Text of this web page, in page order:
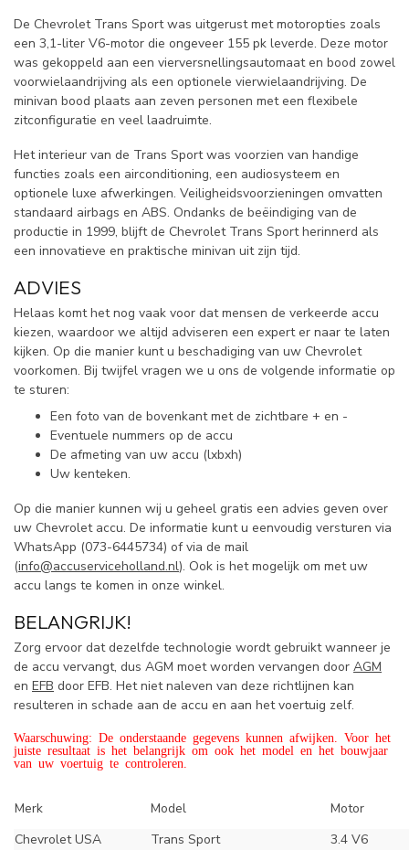
De Chevrolet Trans Sport was uitgerust met motoropties zoals
een 3,1-liter V6-motor die ongeveer 155 pk leverde. Deze motor
was gekoppeld aan een vierversnellingsautomaat en bood zowel
voorwielaandrijving als een optionele vierwielaandrijving. De
minivan bood plaats aan zeven personen met een flexibele
zitconfiguratie en veel laadruimte.
Het interieur van de Trans Sport was voorzien van handige
functies zoals een airconditioning, een audiosysteem en
optionele luxe afwerkingen. Veiligheidsvoorzieningen omvatten
standaard airbags en ABS. Ondanks de beëindiging van de
productie in 1999, blijft de Chevrolet Trans Sport herinnerd als
een innovatieve en praktische minivan uit zijn tijd.
ADVIES
Helaas komt het nog vaak voor dat mensen de verkeerde accu
kiezen, waardoor we altijd adviseren een expert er naar te laten
kijken. Op die manier kunt u beschadiging van uw Chevrolet
voorkomen. Bij twijfel vragen we u ons de volgende informatie op
te sturen:
Een foto van de bovenkant met de zichtbare + en -
Eventuele nummers op de accu
De afmeting van uw accu (lxbxh)
Uw kenteken.
Op die manier kunnen wij u geheel gratis een advies geven over
uw Chevrolet accu. De informatie kunt u eenvoudig versturen via
WhatsApp (073-6445734) of via de mail
(info@accuserviceholland.nl). Ook is het mogelijk om met uw
accu langs te komen in onze winkel.
BELANGRIJK!
Zorg ervoor dat dezelfde technologie wordt gebruikt wanneer je
de accu vervangt, dus AGM moet worden vervangen door AGM
en EFB door EFB. Het niet naleven van deze richtlijnen kan
resulteren in schade aan de accu en aan het voertuig zelf.
Waarschuwing: De onderstaande gegevens kunnen afwijken. Voor het
juiste resultaat is het belangrijk om ook het model en het bouwjaar
van uw voertuig te controleren.
Merk Model
Motor
Chevrolet USA
Trans Sport
3.4 V6